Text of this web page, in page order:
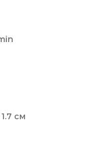
см